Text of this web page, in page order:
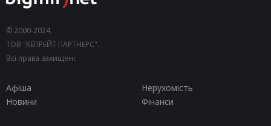
© 2000-2024,
ТОВ "КЕПРЕЙТ ПАРТНЕРС".
Всі права захищені.
Афіша
Нерухомість
Новини
Фінанси